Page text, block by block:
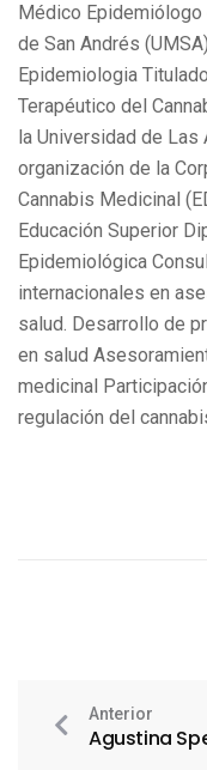
Médico
de San Andrés
Epidemiologia
Terapéutico del
la Universidad de Las
organización de la
Cannabis Medicinal
Educación Superior
Epidemiológica
internacionales en
salud. Desarrollo de
en salud
medicinal
regulación del
Anterior
Agustina